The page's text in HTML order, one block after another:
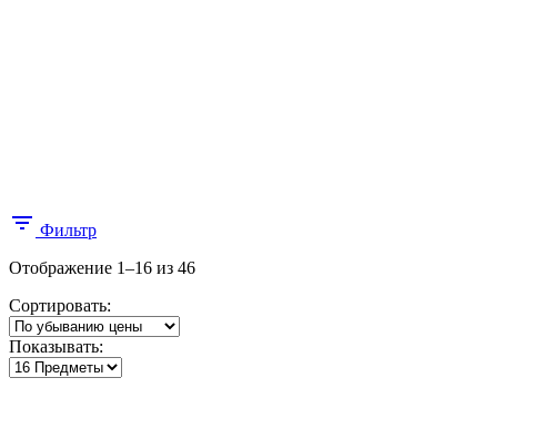
Фильтр
Отображение 1–16 из 46Цены:
Сортировать:
Показывать: